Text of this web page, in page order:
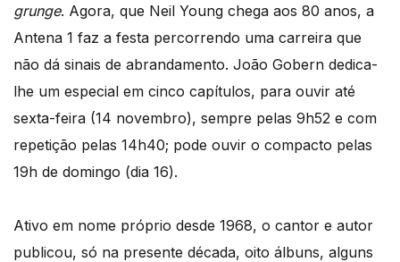
grunge. Agora, que Neil Young chega aos 80 anos, a
Antena 1 faz a festa percorrendo uma carreira que
não dá sinais de abrandamento. João Gobern dedica-
lhe um especial em cinco capítulos, para ouvir até
sexta-feira (14 novembro), sempre pelas 9h52 e com
repetição pelas 14h40; pode ouvir o compacto pelas
19h de domingo (dia 16).
Ativo em nome próprio desde 1968, o cantor e autor
publicou, só na presente década, oito álbuns, alguns